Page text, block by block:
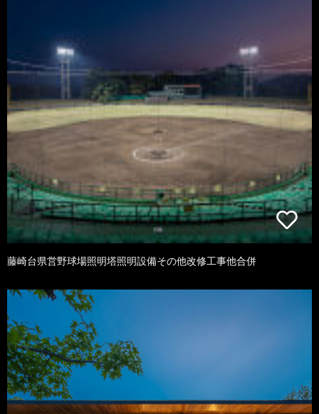
藤崎台県営野球場照明塔照明設備その他改修工事他合併